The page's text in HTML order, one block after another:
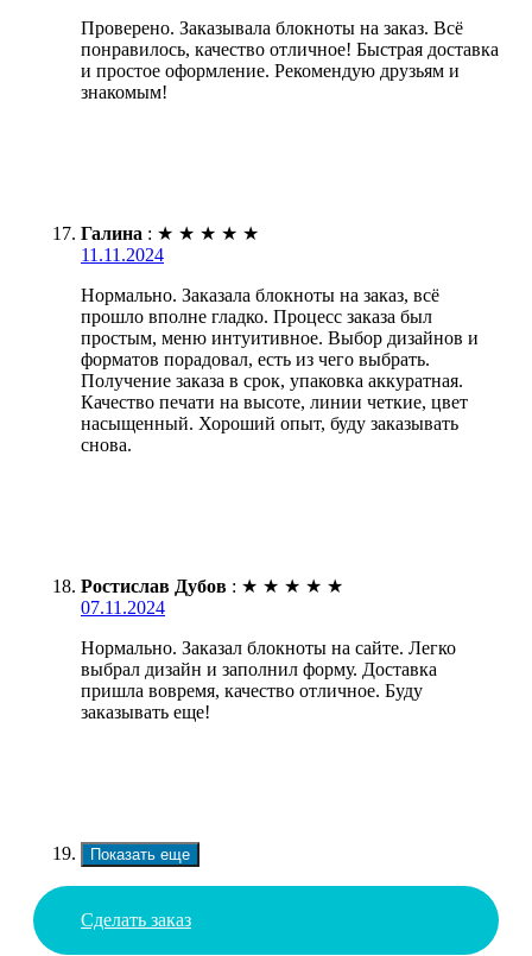
Проверено. Заказывала блокноты на заказ. Всё
понравилось, качество отличное! Быстрая доставка
и простое оформление. Рекомендую друзьям и
знакомым!
Галина : ★ ★ ★ ★ ★
11.11.2024
Нормально. Заказала блокноты на заказ, всё
прошло вполне гладко. Процесс заказа был
простым, меню интуитивное. Выбор дизайнов и
форматов порадовал, есть из чего выбрать.
Получение заказа в срок, упаковка аккуратная.
Качество печати на высоте, линии четкие, цвет
насыщенный. Хороший опыт, буду заказывать
снова.
Ростислав Дубов : ★ ★ ★ ★ ★
07.11.2024
Нормально. Заказал блокноты на сайте. Легко
выбрал дизайн и заполнил форму. Доставка
пришла вовремя, качество отличное. Буду
заказывать еще!
Показать еще
Сделать заказ